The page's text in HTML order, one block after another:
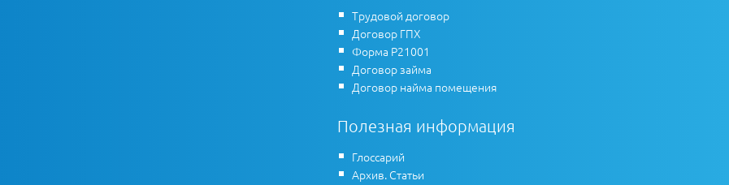
Трудовой договор
Договор ГПХ
Форма Р21001
Договор займа
Договор найма помещения
Полезная информация
Глоссарий
Архив. Статьи